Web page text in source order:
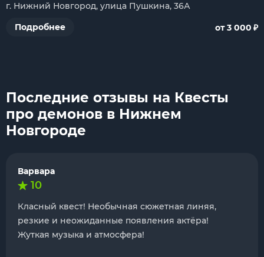
г. Нижний Новгород, улица Пушкина, 36А
Подробнее
от 3 000 ₽
Последние отзывы на Квесты
про демонов в Нижнем
Новгороде
Варвара
10
Класный квест! Необычная сюжетная линяя,
резкие и неожиданные появления актёра!
Жуткая музыка и атмосфера!